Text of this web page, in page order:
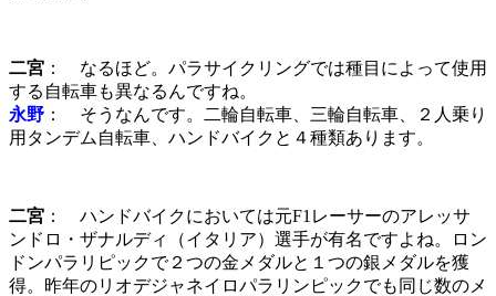
二宮 ： なるほど。パラサイクリングでは種目によって使用
する自転車も異なるんですね。
永野 ： そうなんです。二輪自転車、三輪自転車、２人乗り
用タンデム自転車、ハンドバイクと４種類あります。
二宮 ： ハンドバイクにおいては元F1レーサーのアレッサ
ンドロ・ザナルディ（イタリア）選手が有名ですよね。ロン
ドンパラリピックで２つの金メダルと１つの銀メダルを獲
得。昨年のリオデジャネイロパラリンピックでも同じ数のメ